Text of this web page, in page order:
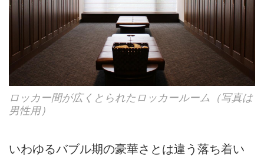
ロッカー間が広くとられたロッカールーム（写真は
男性用）
いわゆるバブル期の豪華さとは違う落ち着い